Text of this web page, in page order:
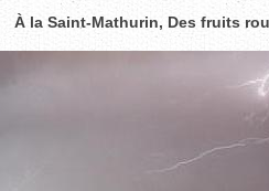
À la Saint-Mathurin, Des fruits